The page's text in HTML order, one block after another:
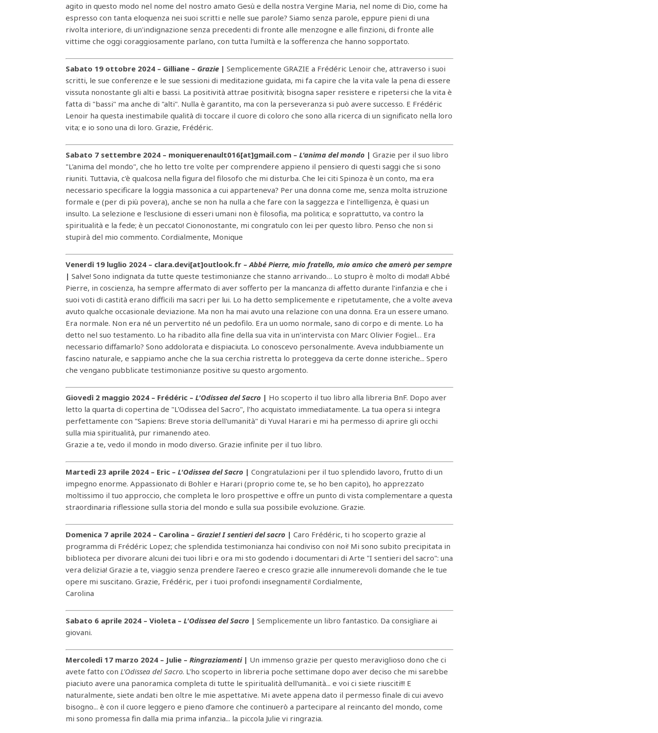
agito in questo modo nel nome del nostro amato Gesù e della nostra Vergine Maria, nel nome di Dio, come ha
espresso con tanta eloquenza nei suoi scritti e nelle sue parole? Siamo senza parole, eppure pieni di una
rivolta interiore, di un'indignazione senza precedenti di fronte alle menzogne ​​e alle finzioni, di fronte alle
vittime che oggi coraggiosamente parlano, con tutta l'umiltà e la sofferenza che hanno sopportato.
Sabato 19 ottobre 2024 – Gilliane – Grazie |Semplicemente GRAZIE a Frédéric Lenoir che, attraverso i suoi
scritti, le sue conferenze e le sue sessioni di meditazione guidata, mi fa capire che la vita vale la pena di essere
vissuta nonostante gli alti e bassi. La positività attrae positività; bisogna saper resistere e ripetersi che la vita è
fatta di "bassi" ma anche di "alti". Nulla è garantito, ma con la perseveranza si può avere successo. E Frédéric
Lenoir ha questa inestimabile qualità di toccare il cuore di coloro che sono alla ricerca di un significato nella loro
vita; e io sono una di loro. Grazie, Frédéric.
Sabato 7 settembre 2024 – moniquerenault016[at]gmail.com –L'anima del mondo |Grazie per il suo libro
"L'anima del mondo", che ho letto tre volte per comprendere appieno il pensiero di questi saggi che si sono
riuniti. Tuttavia, c'è qualcosa nella figura del filosofo che mi disturba. Che lei citi Spinoza è un conto, ma era
necessario specificare la loggia massonica a cui apparteneva? Per una donna come me, senza molta istruzione
formale e (per di più povera), anche se non ha nulla a che fare con la saggezza e l'intelligenza, è quasi un
insulto. La selezione e l'esclusione di esseri umani non è filosofia, ma politica; e soprattutto, va contro la
spiritualità e la fede; è un peccato! Ciononostante, mi congratulo con lei per questo libro. Penso che non si
stupirà del mio commento. Cordialmente, Monique
Venerdì 19 luglio 2024 – clara.devi[at]outlook.fr –Abbé Pierre, mio ​​fratello, mio ​​amico che amerò per sempre
|Salve! Sono indignata da tutte queste testimonianze che stanno arrivando… Lo stupro è molto di moda!! Abbé
Pierre, in coscienza, ha sempre affermato di aver sofferto per la mancanza di affetto durante l'infanzia e che i
suoi voti di castità erano difficili ma sacri per lui. Lo ha detto semplicemente e ripetutamente, che a volte aveva
avuto qualche occasionale deviazione. Ma non ha mai avuto una relazione con una donna. Era un essere umano.
Era normale. Non era né un pervertito né un pedofilo. Era un uomo normale, sano di corpo e di mente. Lo ha
detto nel suo testamento. Lo ha ribadito alla fine della sua vita in un'intervista con Marc Olivier Fogiel… Era
necessario diffamarlo? Sono addolorata e dispiaciuta. Lo conoscevo personalmente. Aveva indubbiamente un
fascino naturale, e sappiamo anche che la sua cerchia ristretta lo proteggeva da certe donne isteriche... Spero
che vengano pubblicate testimonianze positive su questo argomento.
Giovedì 2 maggio 2024 – Frédéric –L'Odissea del Sacro | Ho scoperto il tuo libro alla libreria BnF. Dopo aver
letto la quarta di copertina de "L'Odissea del Sacro", l'ho acquistato immediatamente. La tua opera si integra
perfettamente con "Sapiens: Breve storia dell'umanità" di Yuval Harari e mi ha permesso di aprire gli occhi
sulla mia spiritualità, pur rimanendo ateo.
Grazie a te, vedo il mondo in modo diverso. Grazie infinite per il tuo libro.
Martedì 23 aprile 2024 – Eric –L'Odissea del Sacro |Congratulazioni per il tuo splendido lavoro, frutto di un
impegno enorme. Appassionato di Bohler e Harari (proprio come te, se ho ben capito), ho apprezzato
moltissimo il tuo approccio, che completa le loro prospettive e offre un punto di vista complementare a questa
straordinaria riflessione sulla storia del mondo e sulla sua possibile evoluzione. Grazie.
Domenica 7 aprile 2024 – Carolina – Grazie! I sentieri del sacro |Caro Frédéric, ti ho scoperto grazie al
programma di Frédéric Lopez; che splendida testimonianza hai condiviso con noi! Mi sono subito precipitata in
biblioteca per divorare alcuni dei tuoi libri e ora mi sto godendo i documentari di Arte "I sentieri del sacro": una
vera delizia! Grazie a te, viaggio senza prendere l'aereo e cresco grazie alle innumerevoli domande che le tue
opere mi suscitano. Grazie, Frédéric, per i tuoi profondi insegnamenti! Cordialmente,
Carolina
Sabato 6 aprile 2024 – Violeta –L'Odissea del Sacro |Semplicemente un libro fantastico. Da consigliare ai
giovani.
Mercoledì 17 marzo 2024 – Julie –Ringraziamenti| Un immenso grazie per questo meraviglioso dono che ci
avete fatto conL'Odissea del Sacro. L'ho scoperto in libreria poche settimane dopo aver deciso che mi sarebbe
piaciuto avere una panoramica completa di tutte le spiritualità dell'umanità... e voi ci siete riusciti!!! E
naturalmente, siete andati ben oltre le mie aspettative. Mi avete appena dato il permesso finale di cui avevo
bisogno... è con il cuore leggero e pieno d'amore che continuerò a partecipare al reincanto del mondo, come
mi sono promessa fin dalla mia prima infanzia... la piccola Julie vi ringrazia.